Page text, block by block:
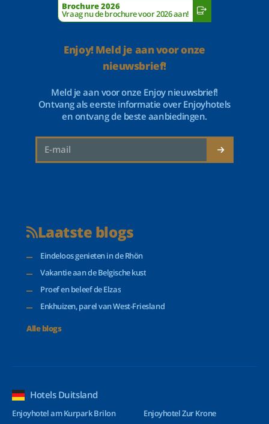
Brochure 2026
Vraag nu de brochure voor 2026 aan!
Enjoy! Meld je aan voor onze
nieuwsbrief!
Meld je aan voor onze Enjoy nieuwsbrief!
Ontvang als eerste informatie over Enjoyhotels
en ontvang de beste aanbiedingen.
Laatste blogs
Eindeloos genieten in de Rhön
Vakantie aan de Belgische kust
Proef en beleef de Elzas
Enkhuizen, parel van West-Friesland
Alle blogs
Hotels Duitsland
Enjoyhotel am Kurpark Brilon
Enjoyhotel Zur Krone